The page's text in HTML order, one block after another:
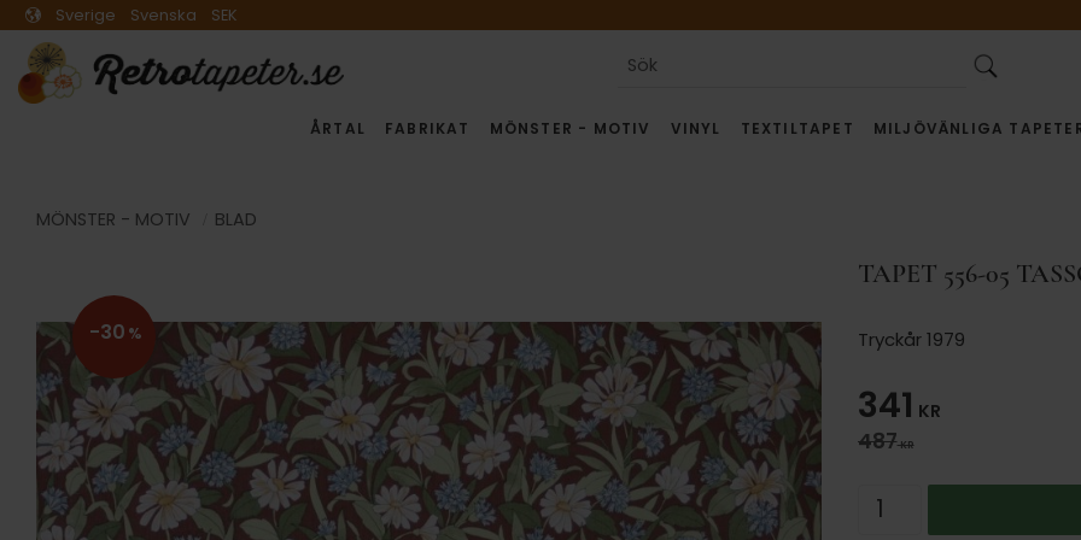
Sverige Svenska SEK
ÅRTAL FABRIKAT MÖNSTER - MOTIV VINYL TEXTILTAPET MILJÖVÄNLIGA
MÖNSTER - MOTIV BLAD
TAPET 556-05
Tryckår 1979
30 %
Nedsatt pris:
341 KR
Ordinarie pris:
487KR